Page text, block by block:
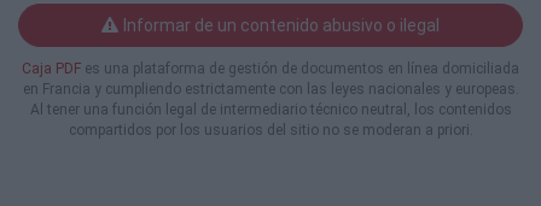
Informar de un contenido abusivo o ilegal
Caja PDF es una plataforma de gestión de documentos en línea domiciliada
en Francia y cumpliendo estrictamente con las leyes nacionales y europeas.
Al tener una función legal de intermediario técnico neutral, los contenidos
compartidos por los usuarios del sitio no se moderan a priori.